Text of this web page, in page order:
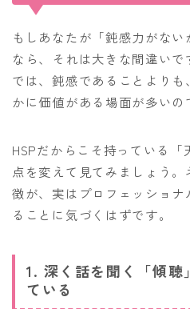
もしあなたが「鈍感力がな
なら、それは大きな間違い
では、鈍感であることより
かに価値がある場面が多いの
HSPだからこそ持っている
点を変えて見てみましょう
徴が、実はプロフェッショ
ることに気づくはずです。
1. 深く話を聞く「傾聴
ている